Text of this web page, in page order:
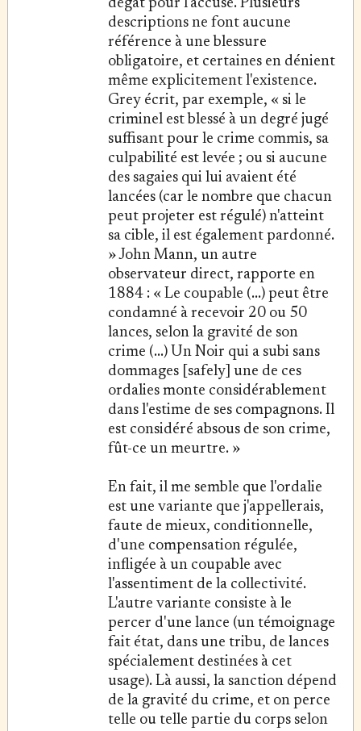
dégât pour l'accusé. Plusieurs
descriptions ne font aucune
référence à une blessure
obligatoire, et certaines en dénient
même explicitement l'existence.
Grey écrit, par exemple, « si le
criminel est blessé à un degré jugé
suffisant pour le crime commis, sa
culpabilité est levée ; ou si aucune
des sagaies qui lui avaient été
lancées (car le nombre que chacun
peut projeter est régulé) n'atteint
sa cible, il est également pardonné.
» John Mann, un autre
observateur direct, rapporte en
1884 : « Le coupable (...) peut être
condamné à recevoir 20 ou 50
lances, selon la gravité de son
crime (...) Un Noir qui a subi sans
dommages [safely] une de ces
ordalies monte considérablement
dans l'estime de ses compagnons. Il
est considéré absous de son crime,
fût-ce un meurtre. »
En fait, il me semble que l'ordalie
est une variante que j'appellerais,
faute de mieux, conditionnelle,
d'une compensation régulée,
infligée à un coupable avec
l'assentiment de la collectivité.
L'autre variante consiste à le
percer d'une lance (un témoignage
fait état, dans une tribu, de lances
spécialement destinées à cet
usage). Là aussi, la sanction dépend
de la gravité du crime, et on perce
telle ou telle partie du corps selon